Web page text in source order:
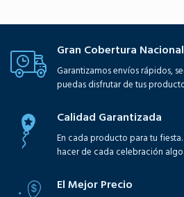
Gran Cobertura Nacional
Garantizamos envíos rápidos,
puedas disfrutar de tus
Calidad Garantizada
En cada producto para tu
hacer de cada celebración
El Mejor Precio